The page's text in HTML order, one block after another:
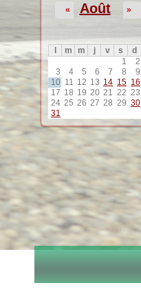
Août
« »
m m j v s
d
1
2
3
4 5 6 7 8
9
10 11 12 13 14 15 16
17 18 19 20 21 22 23
24 25 26 27 28 29 30
31